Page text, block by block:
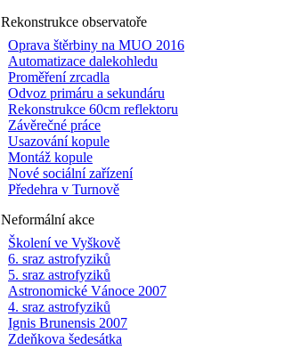
Rekonstrukce observatoře
Oprava štěrbiny na MUO 2016
Automatizace dalekohledu
Proměření zrcadla
Odvoz primáru a sekundáru
Rekonstrukce 60cm reflektoru
Závěrečné práce
Usazování kopule
Montáž kopule
Nové sociální zařízení
Předehra v Turnově
Neformální akce
Školení ve Vyškově
6. sraz astrofyziků
5. sraz astrofyziků
Astronomické Vánoce 2007
4. sraz astrofyziků
Ignis Brunensis 2007
Zdeňkova šedesátka